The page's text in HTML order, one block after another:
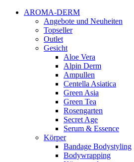
AROMA-DERM
Angebote und Neuheiten
Topseller
Outlet
Gesicht
Aloe Vera
Alpin Derm
Ampullen
Centella Asiatica
Green Asia
Green Tea
Rosengarten
Secret Age
Serum & Essence
Körper
Bandage Bodystyling
Bodywrapping